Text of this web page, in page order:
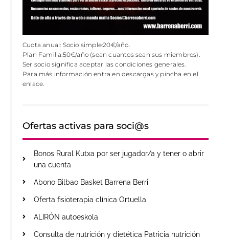
Cuota anual: Socio simple:20€/año.
Plan Familia:50€/año (sean cuantos sean sus miembros).
Ser socio significa aceptar las condiciones generales.
Para más información entra en descargas y pincha en el
enlace.
Ofertas activas para soci@s
Bonos Rural Kutxa por ser jugador/a y tener o abrir
una cuenta
Abono Bilbao Basket Barrena Berri
Oferta fisioterapia clínica Ortuella
ALIRÓN autoeskola
Consulta de nutrición y dietética Patricia nutrición